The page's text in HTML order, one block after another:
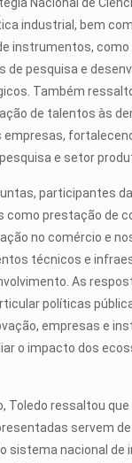
industrial, bem
instrumentos, como
de pesquisa e
Também
de talentos às
e setor
participantes
como prestação de
no comércio e
técnicos e
As
políticas
empresas e
o impacto dos
Toledo ressaltou
servem
sistema nacional de